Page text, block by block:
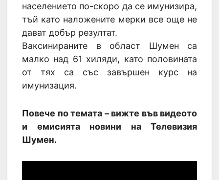
населението по-скоро да се имунизира,
тъй като наложените мерки все още не
дават добър резултат.
Ваксинираните в област Шумен са
малко над 61 хиляди, като половината
от тях са със завършен курс на
имунизация.
Повече по темата – вижте във видеото
и емисията новини на Телевизия
Шумен.